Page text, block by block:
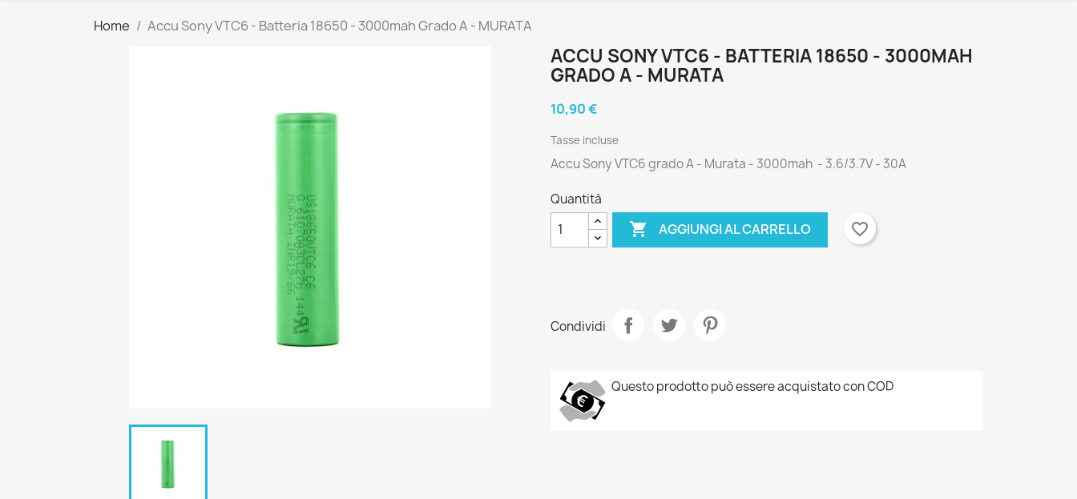
Home Accu Sony VTC6 - Batteria 18650 - 3000mah Grado A - MURATA
ACCU SONY VTC6 - BATTERIA 18650 - 3000MAH
GRADO A - MURATA
10,90 €
Tasse incluse
Accu Sony VTC6 grado A - Murata - 3000mah - 3.6/3.7V - 30A
Quantità
 AGGIUNGI AL CARRELLO favorite_border
Condividi
Questo prodotto può essere acquistato con COD